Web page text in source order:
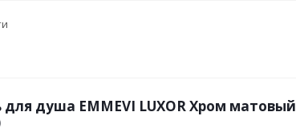
для душа EMMEVI LUXOR Хром матовый